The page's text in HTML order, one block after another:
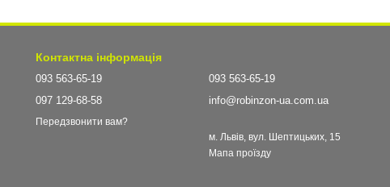
Контактна інформація
093 563-65-19
097 129-68-58
Передзвонити вам?
093 563-65-19
info@robinzon-ua.com.ua
м. Львів, вул. Шептицьких, 15
Мапа проїзду